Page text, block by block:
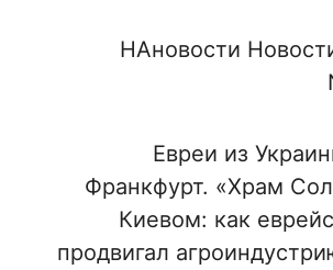
НАновости
Евреи из
Франкфурт. «Храм
Киевом: как
продвигал